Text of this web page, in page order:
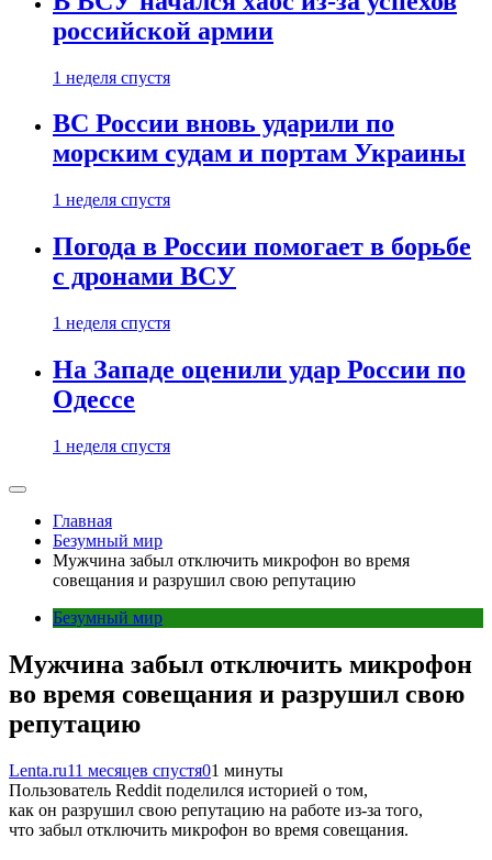
российской армии
1 неделя спустя
ВС России вновь ударили по
морским судам и портам Украины
1 неделя спустя
Погода в России помогает в борьбе
с дронами ВСУ
1 неделя спустя
На Западе оценили удар России по
Одессе
1 неделя спустя
Главная
Безумный мир
Мужчина забыл отключить микрофон во время
совещания и разрушил свою репутацию
Безумный мир
Мужчина забыл отключить микрофон
во время совещания и разрушил свою
репутацию
Lenta.ru11 месяцев спустя01 минуты
Пользователь Reddit поделился историей о том,
как он разрушил свою репутацию на работе из-за того,
что забыл отключить микрофон во время совещания.